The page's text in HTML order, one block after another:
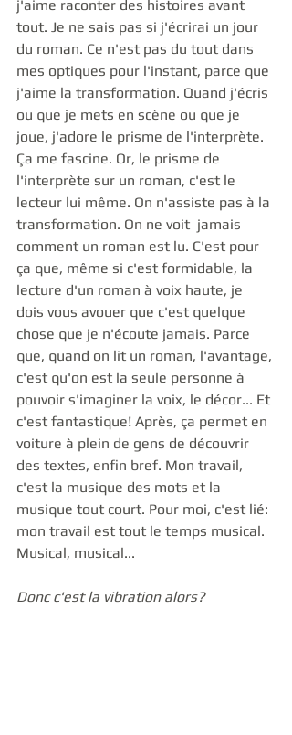
j'aime raconter des histoires avant
tout. Je ne sais pas si j'écrirai un jour
du roman. Ce n'est pas du tout dans
mes optiques pour l'instant, parce que
j'aime la transformation. Quand j'écris
ou que je mets en scène ou que je
joue, j'adore le prisme de l'interprète.
Ça me fascine. Or, le prisme de
l'interprète sur un roman, c'est le
lecteur lui même. On n'assiste pas à la
transformation. On ne voit  jamais
comment un roman est lu. C'est pour
ça que, même si c'est formidable, la
lecture d'un roman à voix haute, je
dois vous avouer que c'est quelque
chose que je n'écoute jamais. Parce
que, quand on lit un roman, l'avantage,
c'est qu'on est la seule personne à
pouvoir s'imaginer la voix, le décor... Et
c'est fantastique! Après, ça permet en
voiture à plein de gens de découvrir
des textes, enfin bref. Mon travail,
c'est la musique des mots et la
musique tout court. Pour moi, c'est lié:
mon travail est tout le temps musical.
Musical, musical...
Donc c'est la vibration alors?